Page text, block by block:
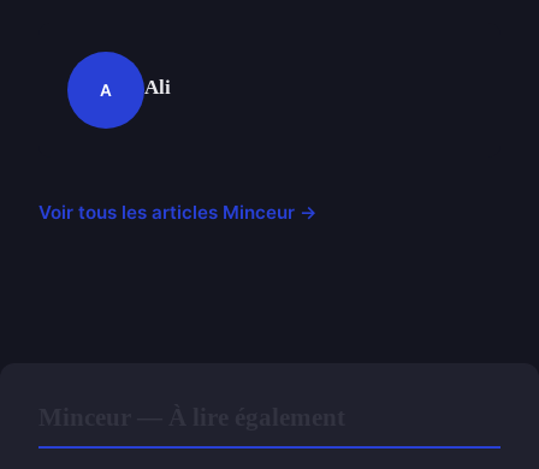
A Ali
Voir tous les articles Minceur →